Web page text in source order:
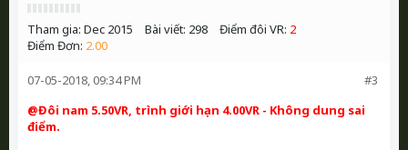
Tham gia: Dec 2015 Bài viết: 298 Điểm đôi VR: 2
Điểm Đơn: 2.00
#3
07-05-2018, 09:34 PM
@Đôi nam 5.50VR, trình giới hạn 4.00VR - Không dung sai
điểm.